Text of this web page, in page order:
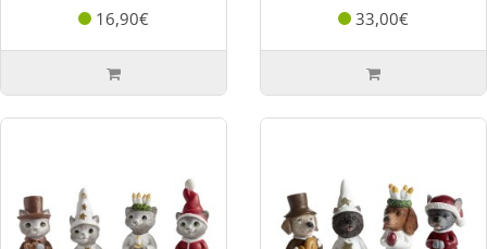
16,90€ 33,00€